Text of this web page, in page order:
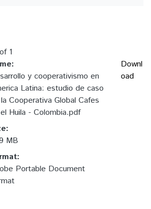
1
y cooperativismo en
Latina: estudio de caso
Cooperativa Global Cafes
Huila - Colombia.pdf
MB
Portable Document
Downl
oad